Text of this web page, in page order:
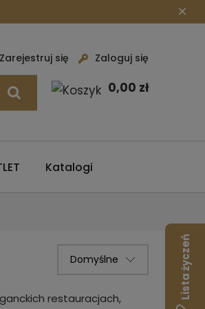
×
Zarejestruj się Zaloguj się
0,00 zł
Katalogi
restauracjach, Lista życzeń